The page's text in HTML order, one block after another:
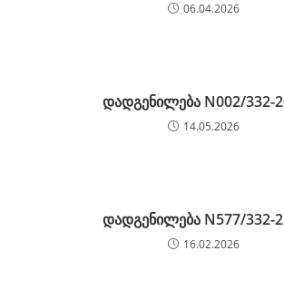
06.04.2026
დადგენილება N002/332-
14.05.2026
დადგენილება N577/332-
16.02.2026